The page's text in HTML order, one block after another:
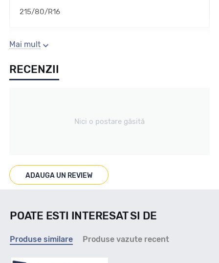
215/80/R16
Sezon
ALL SEASON
Marcat M+S
Indice viteza
Mai mult
RECENZII
Nici o postare găsită
ADAUGA UN REVIEW
POATE ESTI INTERESAT SI DE
Produse similare Produse vazute recent